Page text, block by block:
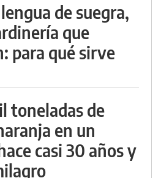
de suegra,
que
para qué sirve
toneladas de
en un
casi 30 años y